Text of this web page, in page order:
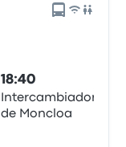
18:40
Intercambiador
de Moncloa